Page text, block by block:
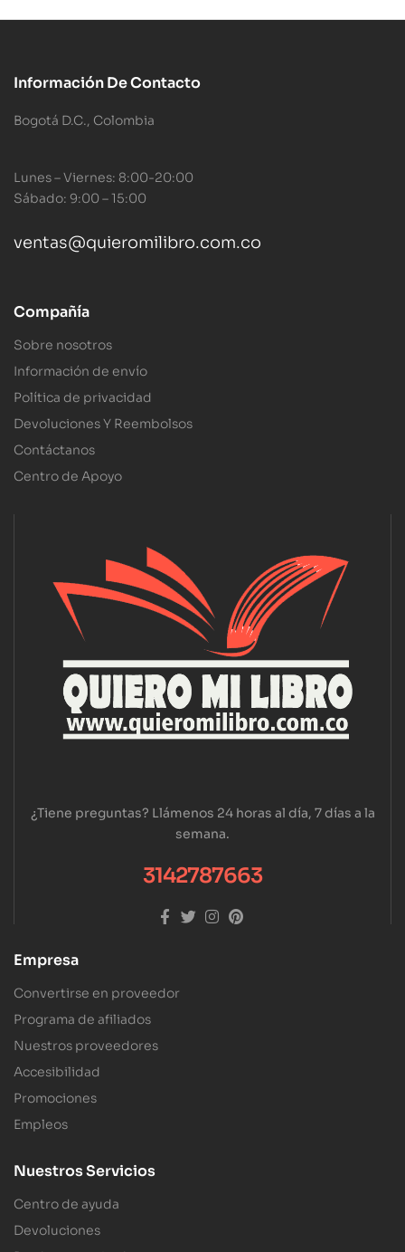
Información De Contacto
Bogotá D.C., Colombia
Lunes – Viernes: 8:00-20:00
Sábado: 9:00 – 15:00
ventas@quieromilibro.com.co
Compañía
Sobre nosotros
Información de envío
Política de privacidad
Devoluciones Y Reembolsos
Contáctanos
Centro de Apoyo
¿Tiene preguntas? Llámenos 24 horas al día, 7 días a la
semana.
3142787663
Empresa
Convertirse en proveedor
Programa de afiliados
Nuestros proveedores
Accesibilidad
Promociones
Empleos
Nuestros Servicios
Centro de ayuda
Devoluciones